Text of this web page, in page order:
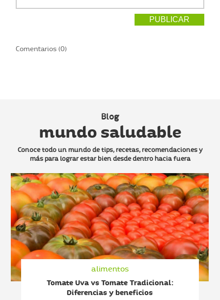
Comentarios (0)
Blog
mundo saludable
Conoce todo un mundo de tips, recetas, recomendaciones y
máspara lograr estar bien desde dentro hacia fuera
alimentos
Tomate Uva vs Tomate Tradicional:
Diferencias y beneficios